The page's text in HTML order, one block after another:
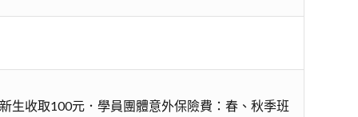
生收取100元．學員團體意外保險費：春、秋季班